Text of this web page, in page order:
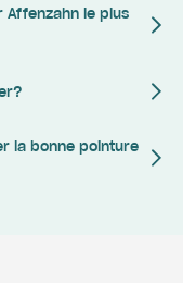
Affenzahn le plus
la bonne pointure